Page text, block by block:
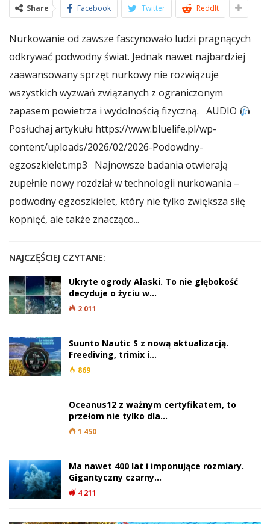
Share Facebook Twitter ReddIt
Nurkowanie od zawsze fascynowało ludzi pragnących
odkrywać podwodny świat. Jednak nawet najbardziej
zaawansowany sprzęt nurkowy nie rozwiązuje
wszystkich wyzwań związanych z ograniczonym
zapasem powietrza i wydolnością fizyczną. AUDIO
Posłuchaj artykułu https://www.bluelife.pl/wp-
content/uploads/2026/02/2026-Podowdny-
egzoszkielet.mp3 Najnowsze badania otwierają
zupełnie nowy rozdział w technologii nurkowania –
podwodny egzoszkielet, który nie tylko zwiększa siłę
kopnięć, ale także znacząco...
NAJCZĘŚCIEJ CZYTANE:
Ukryte ogrody Alaski. To nie głębokość
decyduje o życiu w…
2 011
Suunto Nautic S z nową aktualizacją.
Freediving, trimix i…
869
Oceanus12 z ważnym certyfikatem, to
przełom nie tylko dla…
1 450
Ma nawet 400 lat i imponujące rozmiary.
Gigantyczny czarny…
4 211